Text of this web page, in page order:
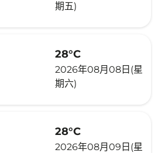
期五)
28°C
2026年08月08日(星
期六)
28°C
2026年08月09日(星